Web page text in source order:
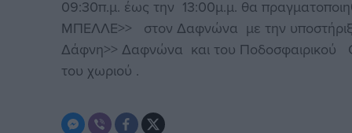
09:30π.μ. έως την 13:00μ.μ. θα
ΜΠΕΛΛΕ>> στον Δαφνώνα με την
Δάφνη>> Δαφνώνα και του Ποδοσφαιρικού
του χωριού .